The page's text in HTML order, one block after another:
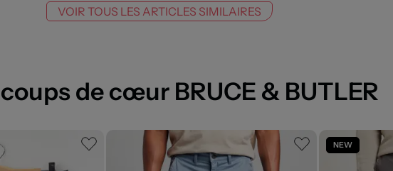
VOIR TOUS LES ARTICLES SIMILAIRES
de cœur BRUCE & BUTLER
NEW